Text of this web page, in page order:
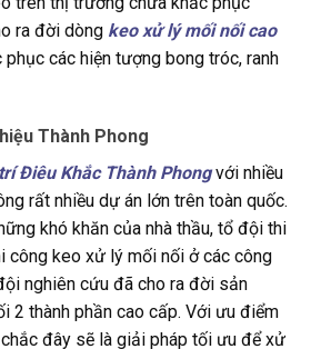
ra đời dòng keo xử lý mối nối cao
các hiện tượng bong tróc, ranh
Thành Phong
Điêu Khắc Thành Phongvới nhiều
rất nhiều dự án lớn trên toàn quốc.
khó khăn của nhà thầu, tổ đội thi
công keo xử lý mối nối ở các công
nghiên cứu đã cho ra đời sản
2 thành phần cao cấp. Với ưu điểm
đây sẽ là giải pháp tối ưu để xử